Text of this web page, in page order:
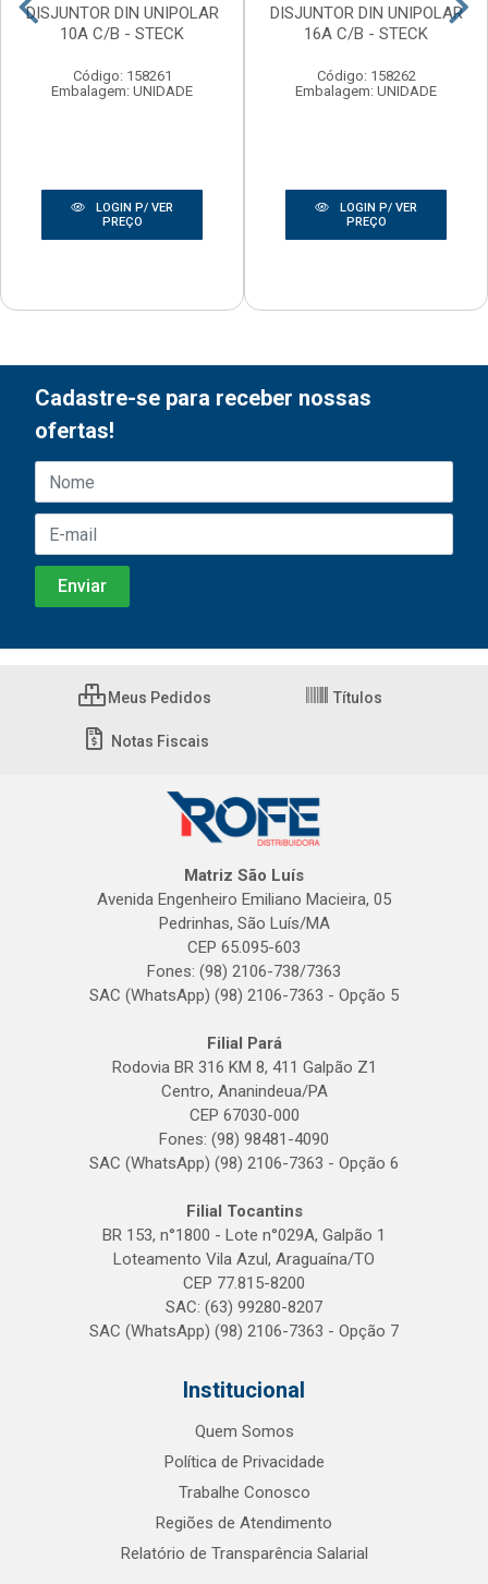
DISJUNTOR DIN UNIPOLAR
10A C/B - STECK
Código: 158261
Embalagem: UNIDADE
LOGIN P/ VER
PREÇO
DISJUNTOR DIN UNIPOLAR
16A C/B - STECK
Código: 158262
Embalagem: UNIDADE
LOGIN P/ VER
PREÇO
Cadastre-se para receber nossas
ofertas!
Meus Pedidos Títulos
Notas Fiscais
Matriz São Luís
Avenida Engenheiro Emiliano Macieira, 05
Pedrinhas, São Luís/MA
CEP 65.095-603
Fones: (98) 2106-738/7363
SAC (WhatsApp) (98) 2106-7363 - Opção 5
Filial Pará
Rodovia BR 316 KM 8, 411 Galpão Z1
Centro, Ananindeua/PA
CEP 67030-000
Fones: (98) 98481-4090
SAC (WhatsApp) (98) 2106-7363 - Opção 6
Filial Tocantins
BR 153, n°1800 - Lote n°029A, Galpão 1
Loteamento Vila Azul, Araguaína/TO
CEP 77.815-8200
SAC: (63) 99280-8207
SAC (WhatsApp) (98) 2106-7363 - Opção 7
Institucional
Quem Somos
Política de Privacidade
Trabalhe Conosco
Regiões de Atendimento
Relatório de Transparência Salarial